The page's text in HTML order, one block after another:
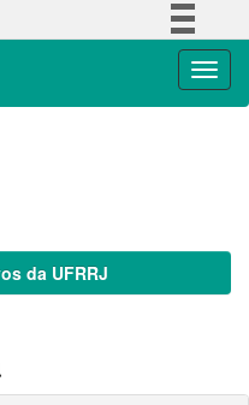
da UFRRJ